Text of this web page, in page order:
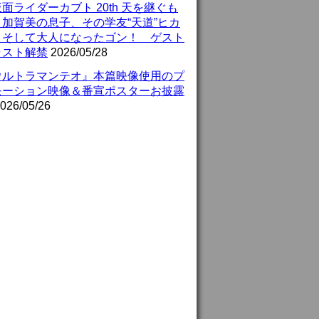
面ライダーカブト 20th 天を継ぐも
賀美の息子、その学友“天道”ヒカ
そして大人になったゴン！ ゲスト
スト解禁 2026/05/28
ルトラマンテオ』本篇映像使用のプ
ーション映像＆番宣ポスターお披露
05/26